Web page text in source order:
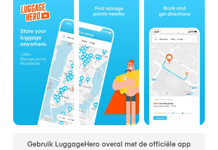
Gebruik LuggageHero overal met de officiële app